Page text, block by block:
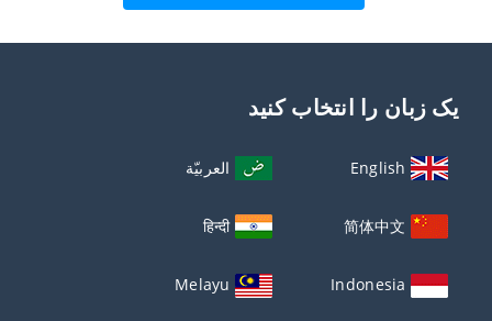
یک زبان را انتخاب کنید
English العربيّة
简体中文
हिन्दी
Indonesia
Melayu